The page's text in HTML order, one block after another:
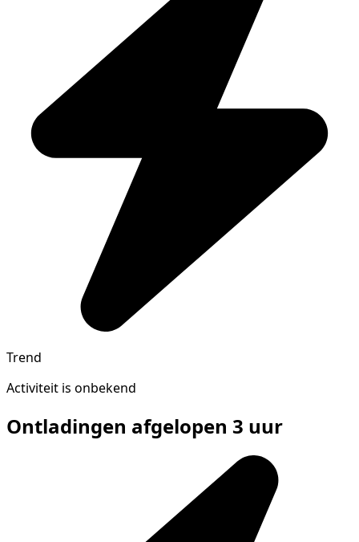
Trend
Activiteit is onbekend
Ontladingen afgelopen 3 uur